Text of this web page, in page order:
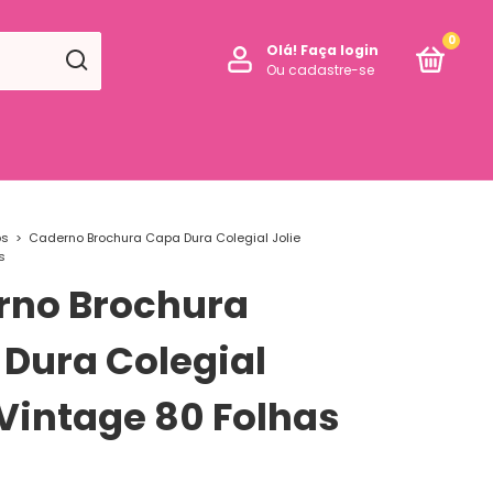
Olá! Faça login
Ou cadastre-se
0
> Caderno Brochura Capa Dura Colegial Jolie
Brochura
Colegial
80 Folhas